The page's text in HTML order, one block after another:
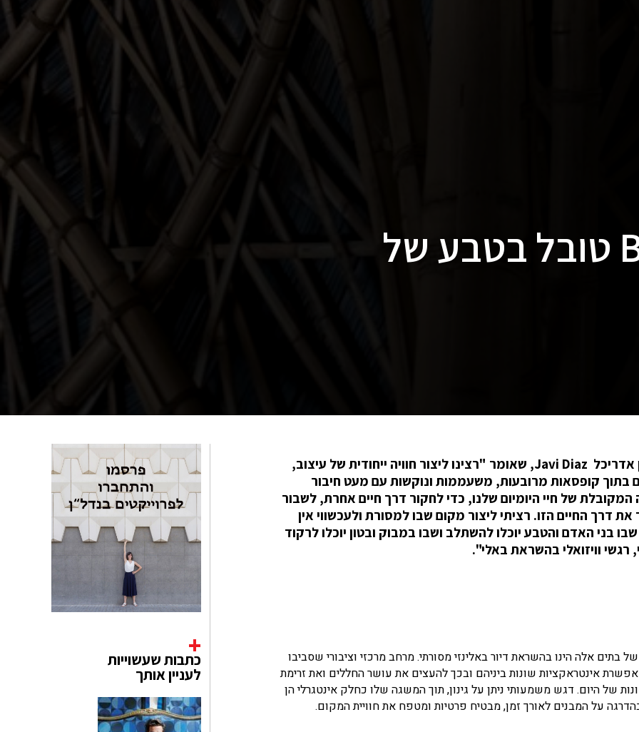
בית Bandido Bali טובל בטבע של
שני בתים מרכיבים את מתחם Bandido Bali שתכנן אדריכל Javi Diaz, שאומר "רצינו ליצור חוויה ייחודית של עיצוב,
בתוך קופסאות מרובעות, משעממות ונוקשות עם מעט חיבור
של חיי היומיום שלנו, כדי לחקור דרך חיים אחרת, לשבור
דרך החיים הזו. רציתי ליצור מקום שבו למסורת ולעכשווי אין
בני האדם והטבע יוכלו להשתלב ושבו במבוק ובטון יוכלו לרקוד
רגשי וויזואלי בהשראת באלי".
אלה הינו בהשראת דיור באלינזי מסורתי. מרחב מרכזי וציבורי שסביבו
אינטראקציות שונות ביניהם ובכך להעצים את עושר החללים ואת זרימת
של היום. דגש משמעותי ניתן על גינון, תוך המשגה שלו כחלק אינטגרלי הן
על המבנים לאורך זמן, מבטיח פרטיות ומטפח את חוויית המקום.
כתבות שעשוייות
לעניין אותך